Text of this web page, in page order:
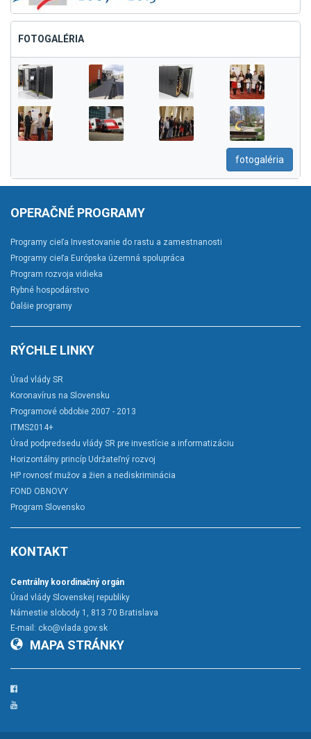
FOTOGALÉRIA
fotogaléria
OPERAČNÉ PROGRAMY
Programy cieľa Investovanie do rastu a zamestnanosti
Programy cieľa Európska územná spolupráca
Program rozvoja vidieka
Rybné hospodárstvo
Ďalšie programy
RÝCHLE LINKY
Úrad vlády SR
Koronavírus na Slovensku
Programové obdobie 2007 - 2013
ITMS2014+
Úrad podpredsedu vlády SR pre investície a informatizáciu
Horizontálny princíp Udržateľný rozvoj
HP rovnosť mužov a žien a nediskriminácia
FOND OBNOVY
Program Slovensko
KONTAKT
Centrálny koordinačný orgán
Úrad vlády Slovenskej republiky
Námestie slobody 1, 813 70 Bratislava
E-mail: cko@vlada.gov.sk
MAPA STRÁNKY
Facebook
YouTube